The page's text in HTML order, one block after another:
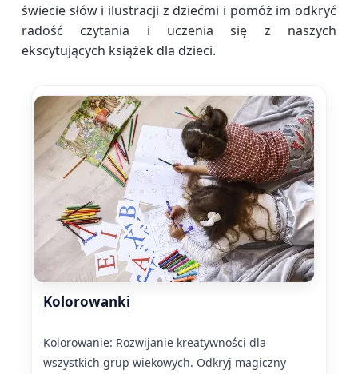
świecie słów i ilustracji z dziećmi i pomóż im odkryć
radość czytania i uczenia się z naszych
ekscytujących książek dla dzieci.
Kolorowanki
Kolorowanie: Rozwijanie kreatywności dla
wszystkich grup wiekowych. Odkryj magiczny